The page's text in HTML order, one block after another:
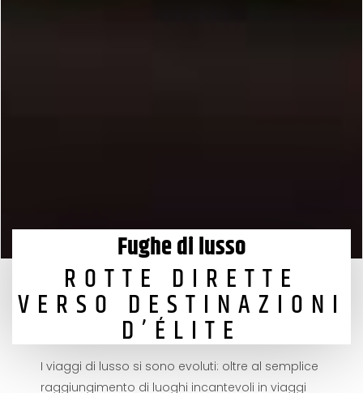
Fughe di lusso
ROTTE DIRETTE
VERSO DESTINAZIONI
D’ÉLITE
I viaggi di lusso si sono evoluti: oltre al semplice
raggiungimento di luoghi incantevoli in viaggi